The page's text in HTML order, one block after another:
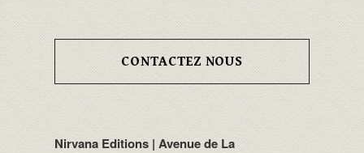
CONTACTEZ NOUS
Nirvana Editions | Avenue de La